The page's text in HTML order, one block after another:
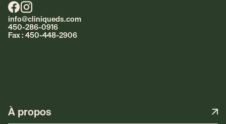
info@cliniqueds.com
450-286-0916
Fax : 450-448-2906
À propos